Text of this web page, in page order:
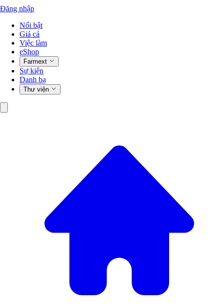
Đăng nhập
Nổi bật
Giá cả
Việc làm
eShop
Farmext
Sự kiện
Danh bạ
Thư viện